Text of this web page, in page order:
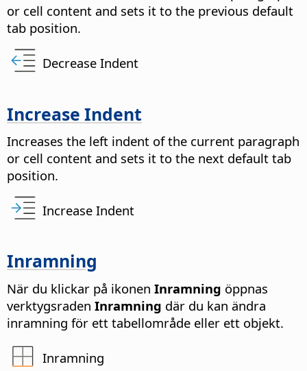
or cell content and sets it to the previous default
tab position.
Decrease Indent
Increase Indent
Increases the left indent of the current paragraph
or cell content and sets it to the next default tab
position.
Increase Indent
Inramning
När du klickar på ikonen Inramning öppnas
verktygsraden Inramning där du kan ändra
inramning för ett tabellområde eller ett objekt.
Inramning